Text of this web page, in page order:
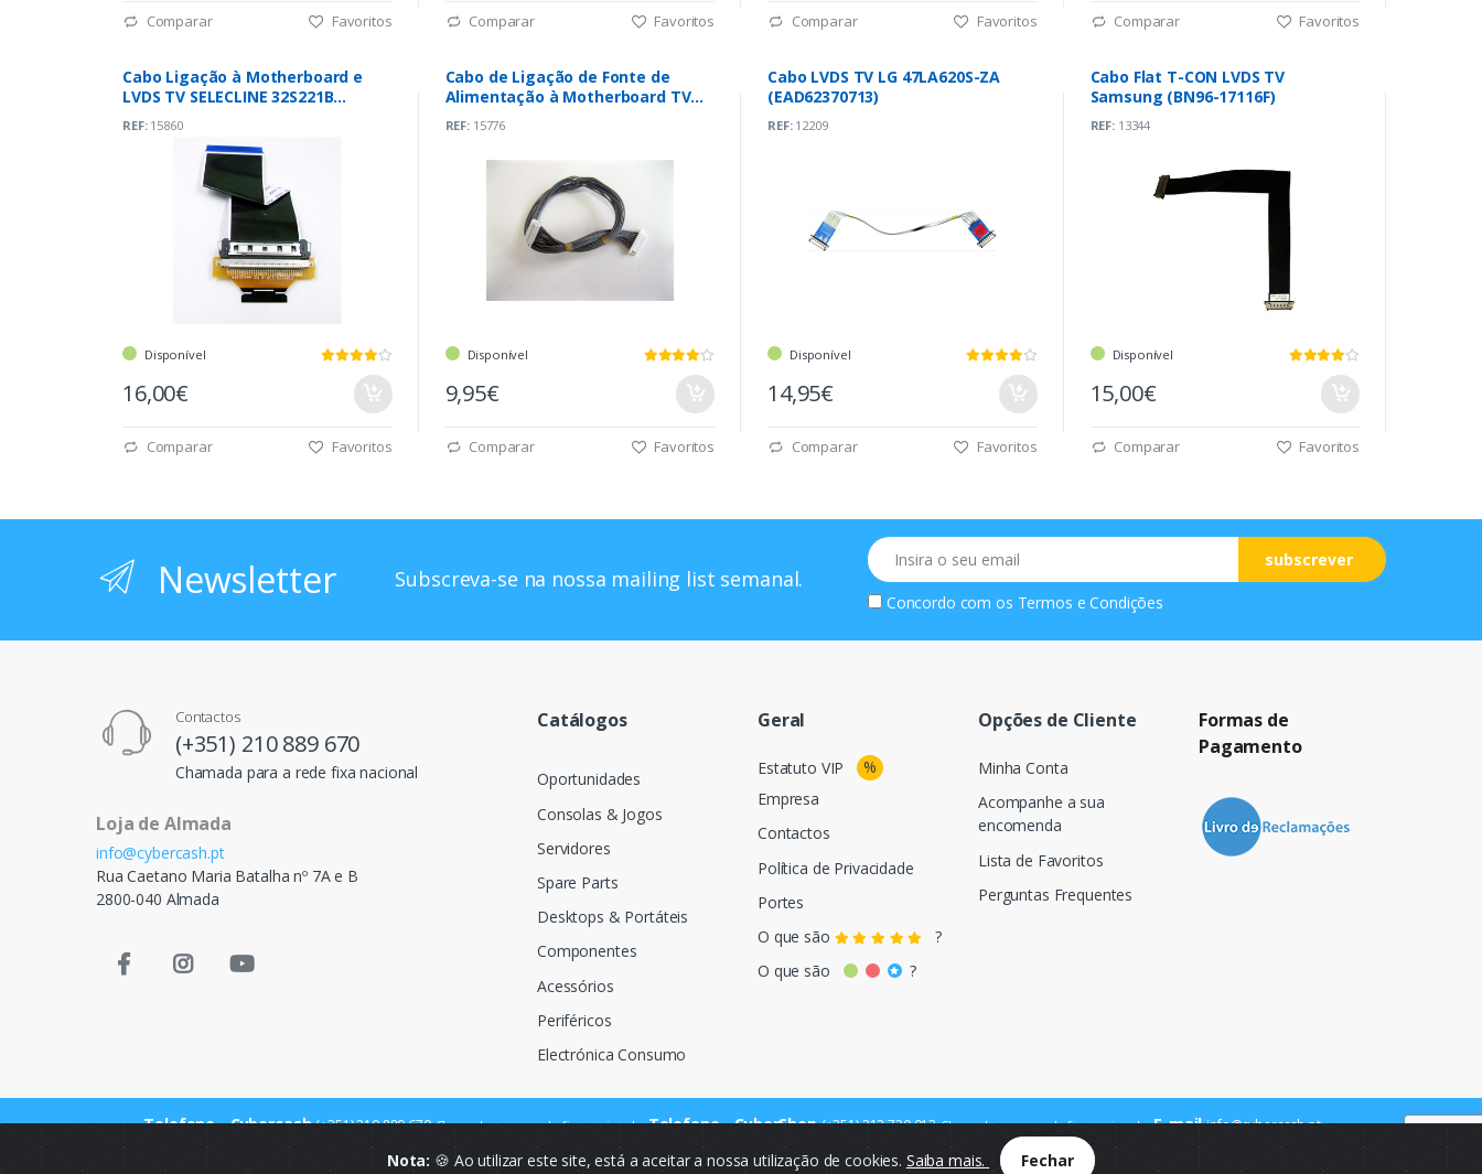
Comparar Favoritos Comparar Favoritos Comparar Favoritos Comparar Favoritos
Cabo Ligação à Motherboard e
LVDS TV SELECLINE 32S221B
(F05035-30P-K)
REF:15860
Disponível
16,00€
Comparar Favoritos
Cabo de Ligação de Fonte de
Alimentação à Motherboard TV
LG 42LG3000-ZA
REF:15776
Disponível
9,95€
Comparar Favoritos
Cabo LVDS TV LG 47LA620S-ZA
(EAD62370713)
REF:12209
Disponível
14,95€
Comparar Favoritos
Cabo Flat T-CON LVDS TV
Samsung (BN96-17116F)
REF:13344
Disponível
15,00€
Comparar Favoritos
Newsletter Subscreva-se na nossa mailing list semanal.
Email
subscrever
Concordo com os Termos e Condições
Contactos
(+351) 210 889 670
Chamada para a rede fixa nacional
Loja de Almada
info@cybercash.pt
Rua Caetano Maria Batalha nº 7A e B
2800-040 Almada
Catálogos
Oportunidades
Consolas & Jogos
Servidores
Spare Parts
Desktops & Portáteis
Componentes
Acessórios
Periféricos
Electrónica Consumo
Geral
Estatuto VIP
%
Empresa
Contactos
Política de Privacidade
Portes
O que são
?
O que são
?
Opções de Cliente
Minha Conta
Acompanhe a sua
encomenda
Lista de Favoritos
Perguntas Frequentes
Formas de
Pagamento
Telefone - Cybercash (+351) 210 889 670 Chamada para a rede fixa nacional Telefone - CyberShop (+351) 212 720 013 Chamada para a rede fixa nacional E-mail info@cybercash.pt
© Cybercash
Nota: 🍪 Ao utilizar este site, está a aceitar a nossa utilização de cookies. Saiba mais. Fechar